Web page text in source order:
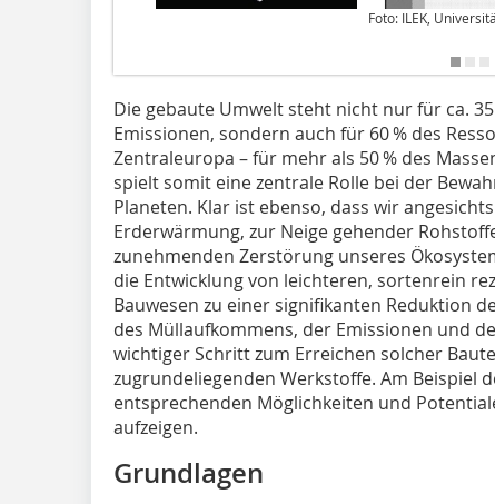
Foto: ILEK,
Die gebaute Umwelt steht nicht nur für ca.
Emissionen, sondern auch für 60 % des
Zentraleuropa – für mehr als 50 % des
spielt somit eine zentrale Rolle bei der
Planeten. Klar ist ebenso, dass wir
Erderwärmung, zur Neige gehender
zunehmenden Zerstörung unseres
die Entwicklung von leichteren, sortenrein
Bauwesen zu einer signifikanten Reduktion
des Müllaufkommens, der Emissionen und
wichtiger Schritt zum Erreichen solcher
zugrundeliegenden Werkstoffe. Am Beispiel
entsprechenden Möglichkeiten und
aufzeigen.
Grundlagen